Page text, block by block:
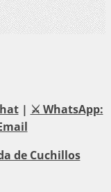
| ⚔️ WhatsApp:
de Cuchillos